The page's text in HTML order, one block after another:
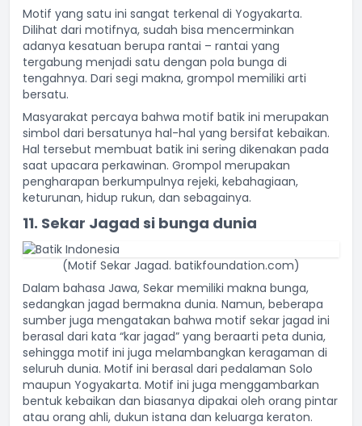
Motif yang satu ini sangat terkenal di Yogyakarta.
Dilihat dari motifnya, sudah bisa mencerminkan
adanya kesatuan berupa rantai – rantai yang
tergabung menjadi satu dengan pola bunga di
tengahnya. Dari segi makna, grompol memiliki arti
bersatu.
Masyarakat percaya bahwa motif batik ini merupakan
simbol dari bersatunya hal-hal yang bersifat kebaikan.
Hal tersebut membuat batik ini sering dikenakan pada
saat upacara perkawinan. Grompol merupakan
pengharapan berkumpulnya rejeki, kebahagiaan,
keturunan, hidup rukun, dan sebagainya.
11. Sekar Jagad si bunga dunia
(Motif Sekar Jagad. batikfoundation.com)
Dalam bahasa Jawa, Sekar memiliki makna bunga,
sedangkan jagad bermakna dunia. Namun, beberapa
sumber juga mengatakan bahwa motif sekar jagad ini
berasal dari kata “kar jagad” yang beraarti peta dunia,
sehingga motif ini juga melambangkan keragaman di
seluruh dunia. Motif ini berasal dari pedalaman Solo
maupun Yogyakarta. Motif ini juga menggambarkan
bentuk kebaikan dan biasanya dipakai oleh orang pintar
atau orang ahli, dukun istana dan keluarga keraton.